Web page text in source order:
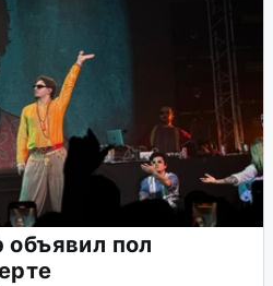
объявил пол